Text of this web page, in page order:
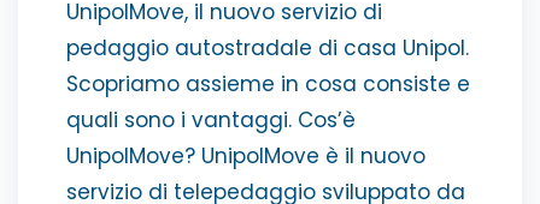
UnipolMove, il nuovo servizio di
pedaggio autostradale di casa Unipol.
Scopriamo assieme in cosa consiste e
quali sono i vantaggi. Cos’è
UnipolMove? UnipolMove è il nuovo
servizio di telepedaggio sviluppato da